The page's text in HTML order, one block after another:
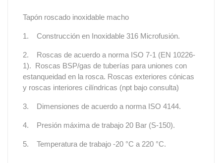
Tapón roscado inoxidable macho
1. Construcción en Inoxidable 316 Microfusión.
2. Roscas de acuerdo a norma ISO 7-1 (EN 10226-
1). Roscas BSP/gas de tuberías para uniones con
estanqueidad en la rosca. Roscas exteriores cónicas
y roscas interiores cilíndricas (npt bajo consulta)
3. Dimensiones de acuerdo a norma ISO 4144.
4. Presión máxima de trabajo 20 Bar (S-150).
5. Temperatura de trabajo -20 °C a 220 °C.